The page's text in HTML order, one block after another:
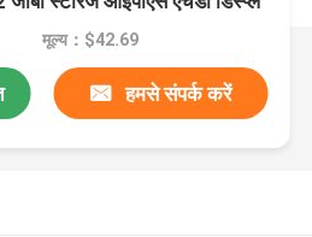
मूल्य：$42.69
हमसे संपर्क करें